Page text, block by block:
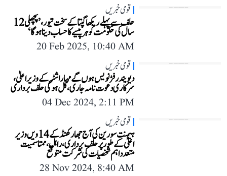
قومی خبریں
حلف سے پہلے ریکھا گپتا کے سخت تیور، ’پچھلی 12
سال کی حکومت کو ہر پیسے کا حساب دینا ہوگا‘
20 Feb 2025, 10:40 AM
قومی خبریں
دیویندر فڑنویس ہوں گے مہاراشٹر کے وزیر اعلیٰ،
سرکاری دعوت نامہ جاری، کل ہوگی حلف برداری
04 Dec 2024, 2:11 PM
قومی خبریں
ہیمنت سورین کی آج جھارکھنڈ کے 14ویں وزیر
اعلیٰ کے طور پر حلف برداری، راہل، ممتا سمیت
متعدد اہم شخصیات کی شرکت متوقع
28 Nov 2024, 8:40 AM